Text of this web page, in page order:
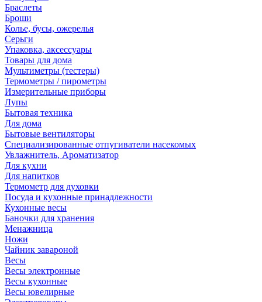
Браслеты
Броши
Колье, бусы, ожерелья
Серьги
Упаковка, аксессуары
Товары для дома
Мультиметры (тестеры)
Термометры / пирометры
Измерительные приборы
Лупы
Бытовая техника
Для дома
Бытовые вентиляторы
Специализированные отпугиватели насекомых
Увлажнитель, Ароматизатор
Для кухни
Для напитков
Термометр для духовки
Посуда и кухонные принадлежности
Кухонные весы
Баночки для хранения
Менажница
Ножи
Чайник завароной
Весы
Весы электронные
Весы кухонные
Весы ювелирные